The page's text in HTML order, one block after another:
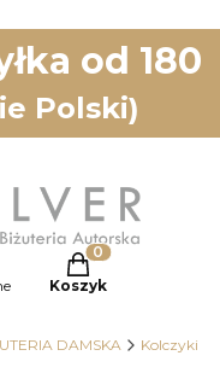
od 180
Polski)
Produkty w
Koszyk
DAMSKA Kolczyki